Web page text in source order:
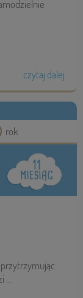
czytaj dalej
rok